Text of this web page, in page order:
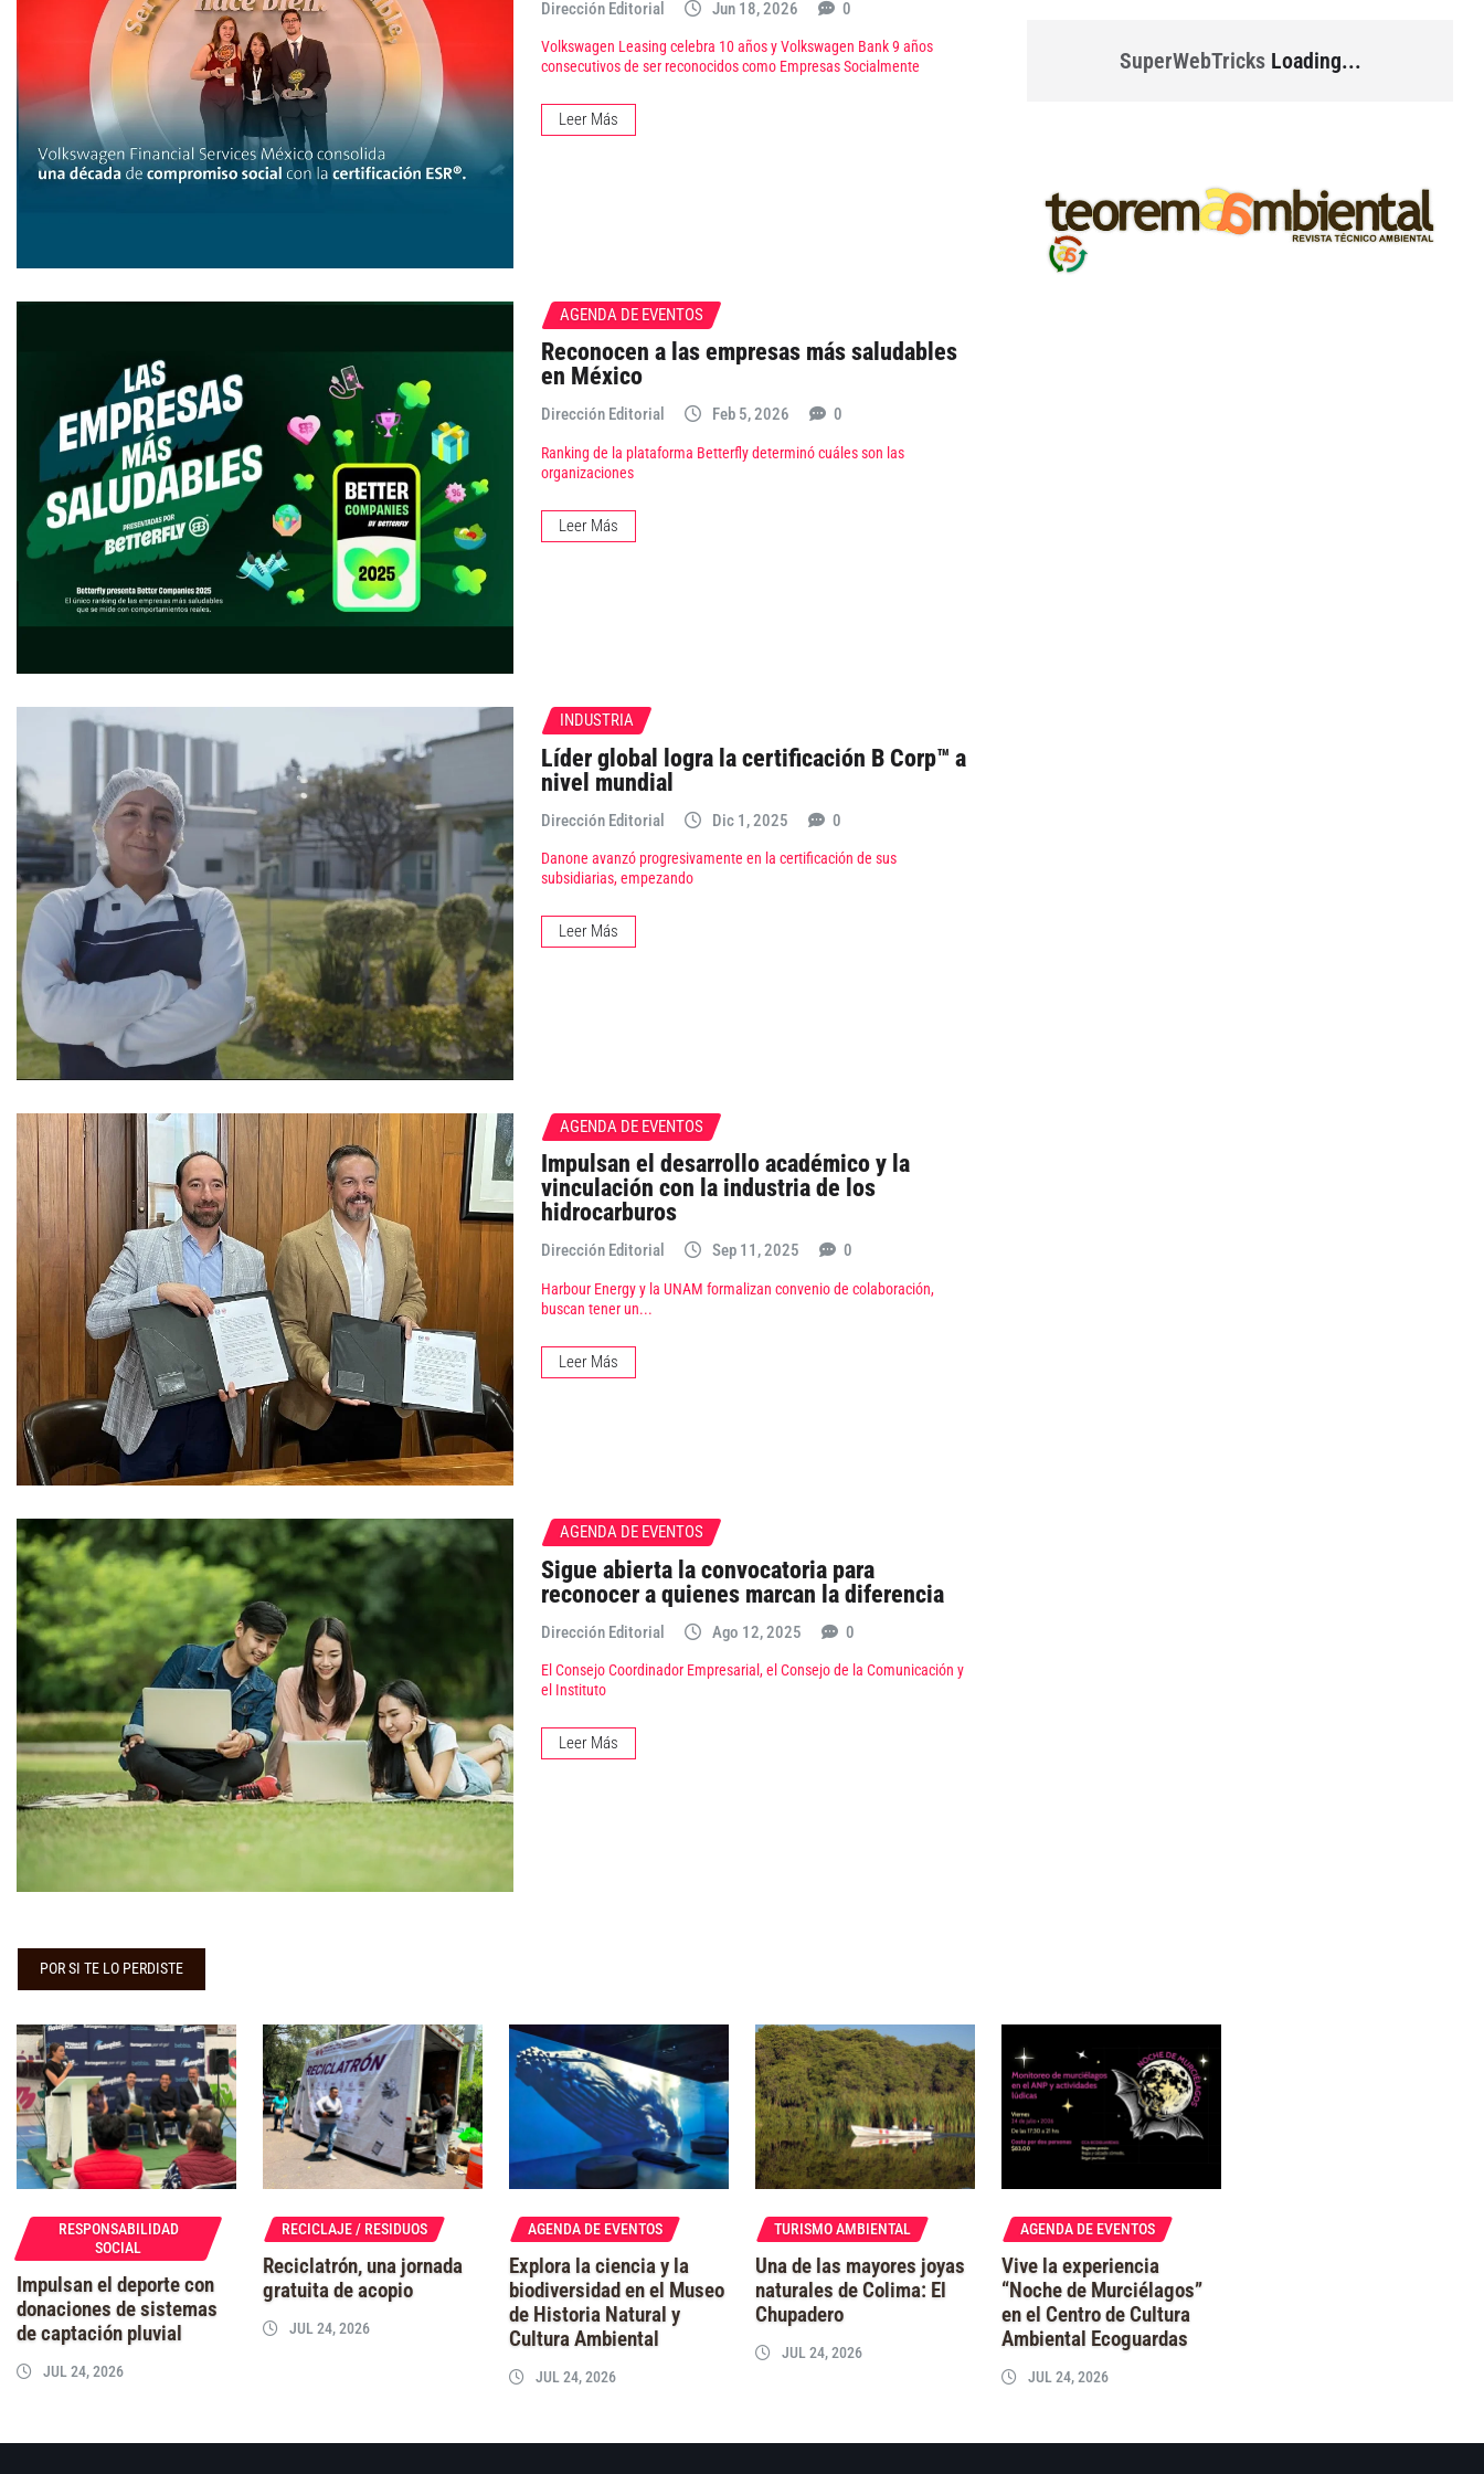
Dirección Editorial Jun 18, 2026 0
Volkswagen Leasing celebra 10 años y Volkswagen Bank 9 años
consecutivos de ser reconocidos como Empresas Socialmente
Leer Más
AGENDA DE EVENTOS
Reconocen a las empresas más saludables
en México
Dirección Editorial Feb 5, 2026 0
Ranking de la plataforma Betterfly determinó cuáles son las
organizaciones
Leer Más
INDUSTRIA
Líder global logra la certificación B Corp™ a
nivel mundial
Dirección Editorial Dic 1, 2025 0
Danone avanzó progresivamente en la certificación de sus
subsidiarias, empezando
Leer Más
AGENDA DE EVENTOS
Impulsan el desarrollo académico y la
vinculación con la industria de los
hidrocarburos
Dirección Editorial Sep 11, 2025 0
Harbour Energy y la UNAM formalizan convenio de colaboración,
buscan tener un...
Leer Más
AGENDA DE EVENTOS
Sigue abierta la convocatoria para
reconocer a quienes marcan la diferencia
Dirección Editorial Ago 12, 2025 0
El Consejo Coordinador Empresarial, el Consejo de la Comunicación y
el Instituto
Leer Más
SuperWebTricksLoading...
POR SI TE LO PERDISTE
RESPONSABILIDAD
SOCIAL
Impulsan el deporte con
donaciones de sistemas
de captación pluvial
JUL 24, 2026
RECICLAJE / RESIDUOS
Reciclatrón, una jornada
gratuita de acopio
JUL 24, 2026
AGENDA DE EVENTOS
Explora la ciencia y la
biodiversidad en el Museo
de Historia Natural y
Cultura Ambiental
JUL 24, 2026
TURISMO AMBIENTAL
Una de las mayores joyas
naturales de Colima: El
Chupadero
JUL 24, 2026
AGENDA DE EVENTOS
Vive la experiencia
“Noche de Murciélagos”
en el Centro de Cultura
Ambiental Ecoguardas
JUL 24, 2026